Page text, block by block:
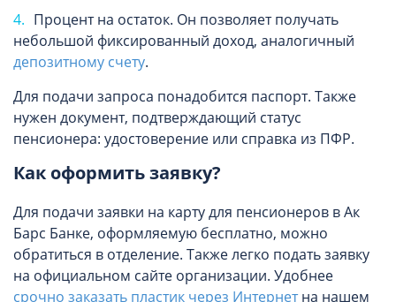
Процент на остаток. Он позволяет получать
небольшой фиксированный доход, аналогичный
депозитному счету.
Для подачи запроса понадобится паспорт. Также
нужен документ, подтверждающий статус
пенсионера: удостоверение или справка из ПФР.
Как оформить заявку?
Для подачи заявки на карту для пенсионеров в Ак
Барс Банке, оформляемую бесплатно, можно
обратиться в отделение. Также легко подать заявку
на официальном сайте организации. Удобнее
срочно заказать пластик через Интернетна нашем